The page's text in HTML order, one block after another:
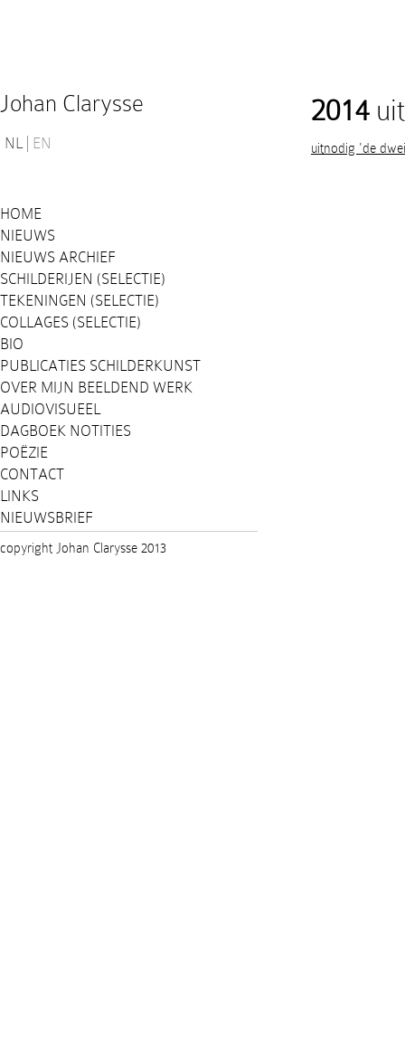
Johan Clarysse
NL EN
HOME
NIEUWS
NIEUWS ARCHIEF
SCHILDERIJEN (SELECTIE)
TEKENINGEN (SELECTIE)
COLLAGES (SELECTIE)
BIO
PUBLICATIES SCHILDERKUNST
OVER MIJN BEELDEND WERK
AUDIOVISUEEL
DAGBOEK NOTITIES
POËZIE
CONTACT
LINKS
NIEUWSBRIEF
2014
uitnodig 'de
copyright Johan Clarysse 2013